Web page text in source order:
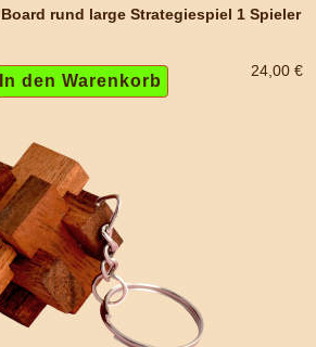
rund large Strategiespiel 1 Spieler
24,00 €